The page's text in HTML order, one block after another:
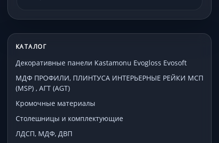
КАТАЛОГ
Декоративные панели Kastamonu Evogloss Evosoft
МДФ ПРОФИЛИ, ПЛИНТУСА ИНТЕРЬЕРНЫЕ РЕЙКИ МСП
(MSP) , АГТ (AGT)
Кромочные материалы
Столешницы и комплектующие
ЛДСП, МДФ, ДВП